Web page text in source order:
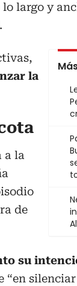
largo y
la
a la
de
su
“en